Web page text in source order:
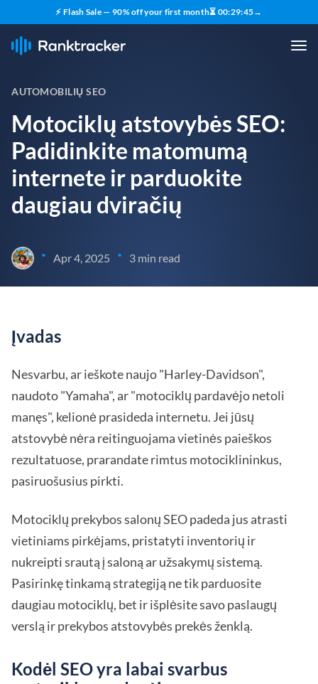
⚡ Flash Sale — 90% off your first month⏳ 00:29:44→
AUTOMOBILIŲ SEO
Motociklų atstovybės SEO:
Padidinkite matomumą
internete ir parduokite
daugiau dviračių
• Apr 4, 2025 • 3 min read
Įvadas
Nesvarbu, ar ieškote naujo "Harley-Davidson",
naudoto "Yamaha", ar "motociklų pardavėjo netoli
manęs", kelionė prasideda internetu. Jei jūsų
atstovybė nėra reitinguojama vietinės paieškos
rezultatuose, prarandate rimtus motociklininkus,
pasiruošusius pirkti.
Motociklų prekybos salonų SEO padeda jus atrasti
vietiniams pirkėjams, pristatyti inventorių ir
nukreipti srautą į saloną ar užsakymų sistemą.
Pasirinkę tinkamą strategiją ne tik parduosite
daugiau motociklų, bet ir išplėsite savo paslaugų
verslą ir prekybos atstovybės prekės ženklą.
Kodėl SEO yra labai svarbus